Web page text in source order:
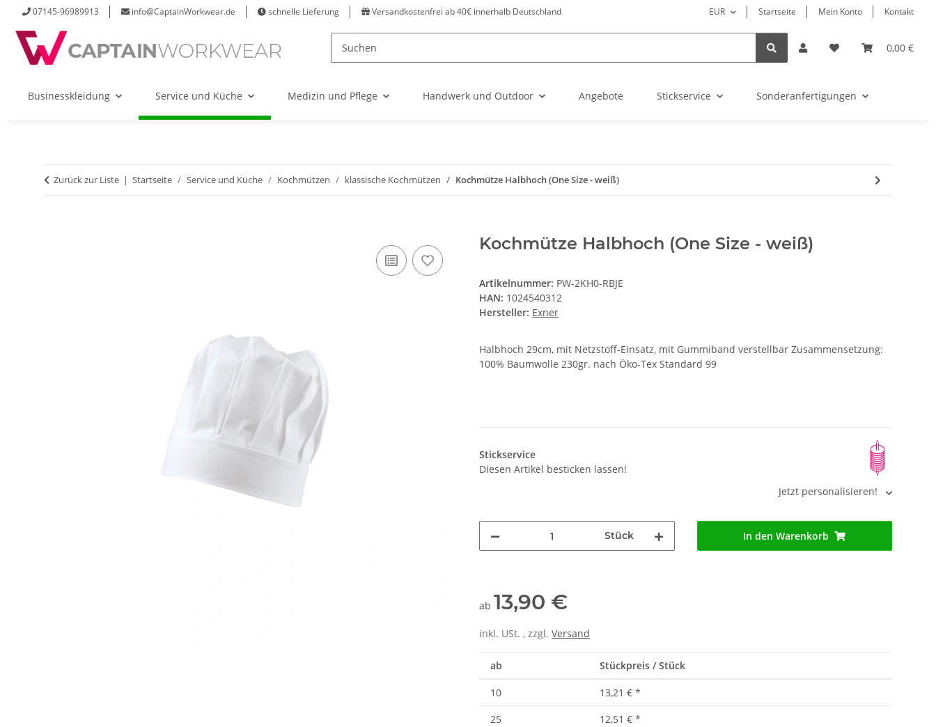
EUR Startseite Mein Konto Kontakt
07145-96989913 info@CaptainWorkwear.de schnelle Lieferung Versandkostenfrei ab 40€ innerhalb Deutschland
0,00 €
Businesskleidung Service und Küche Medizin und Pflege Handwerk und Outdoor Angebote Stickservice Sonderanfertigungen
Zurück zur Liste Startseite Service und Küche Kochmützen klassische Kochmützen Kochmütze Halbhoch (One Size - weiß)
Kochmütze Halbhoch (One Size - weiß)
Artikelnummer: PW-2KH0-RBJE
HAN: 1024540312
Hersteller: Exner
Halbhoch 29cm, mit Netzstoff-Einsatz, mit Gummiband verstellbar Zusammensetzung:
100% Baumwolle 230gr. nach Öko-Tex Standard 99
Stickservice
Diesen Artikel besticken lassen!
Jetzt personalisieren!
Stück In den Warenkorb
ab 13,90 €
inkl. USt. , zzgl. Versand
ab Stückpreis / Stück
10 13,21 € *
25
12,51 € *